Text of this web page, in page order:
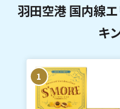
羽田空港 国内線
キ
1